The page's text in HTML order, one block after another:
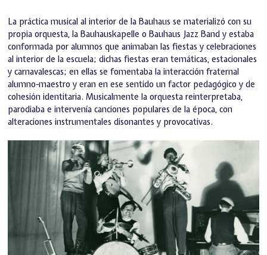
La práctica musical al interior de la Bauhaus se materializó con su
propia orquesta, la Bauhauskapelle o Bauhaus Jazz Band y estaba
conformada por alumnos que animaban las fiestas y celebraciones
al interior de la escuela; dichas fiestas eran temáticas, estacionales
y carnavalescas; en ellas se fomentaba la interacción fraternal
alumno-maestro y eran en ese sentido un factor pedagógico y de
cohesión identitaria. Musicalmente la orquesta reinterpretaba,
parodiaba e intervenía canciones populares de la época, con
alteraciones instrumentales disonantes y provocativas.